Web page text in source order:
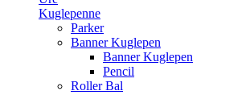
Kuglepenne
Parker
Banner Kuglepen
Banner Kuglepen
Pencil
Roller Bal